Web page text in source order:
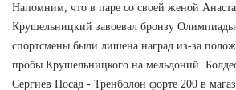
Напомним, что в паре со своей женой
Крушельницкий завоевал бронзу
спортсмены были лишена наград из-за
пробы Крушельницкого на мельдоний.
Сергиев Посад - Тренболон форте 200 в